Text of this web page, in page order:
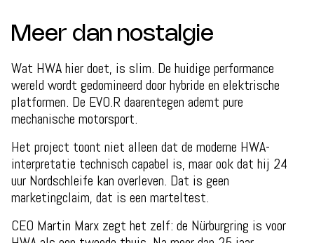
Meer dan nostalgie
Wat HWA hier doet, is slim. De huidige performance
wereld wordt gedomineerd door hybride en elektrische
platformen. De EVO.R daarentegen ademt pure
mechanische motorsport.
Het project toont niet alleen dat de moderne HWA-
interpretatie technisch capabel is, maar ook dat hij 24
uur Nordschleife kan overleven. Dat is geen
marketingclaim, dat is een marteltest.
CEO Martin Marx zegt het zelf: de Nürburgring is voor